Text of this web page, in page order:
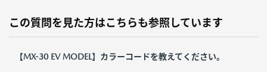
この質問を見た方はこちらも参照しています
【MX-30 EV MODEL】カラーコードを教えてください。